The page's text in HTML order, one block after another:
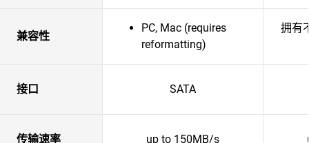
兼容性
PC, Mac (requires
reformatting)
拥有
接口 SATA
传输速率 up to 150MB/s